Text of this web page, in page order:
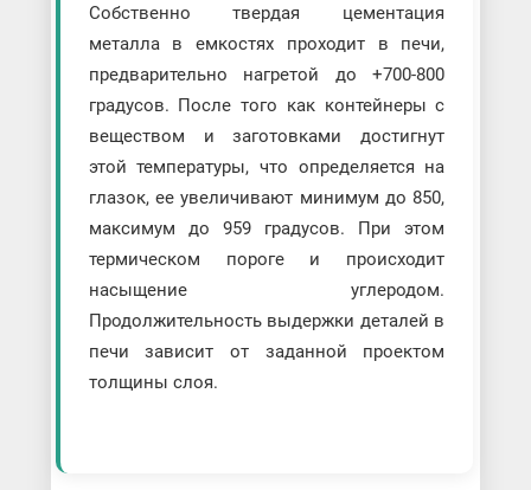
Собственно твердая цементация
металла в емкостях проходит в печи,
предварительно нагретой до +700-800
градусов. После того как контейнеры с
веществом и заготовками достигнут
этой температуры, что определяется на
глазок, ее увеличивают минимум до 850,
максимум до 959 градусов. При этом
термическом пороге и происходит
насыщение углеродом.
Продолжительность выдержки деталей в
печи зависит от заданной проектом
толщины слоя.